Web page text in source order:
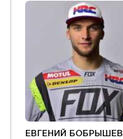
ЕВГЕНИЙ БОБРЫШЕВ